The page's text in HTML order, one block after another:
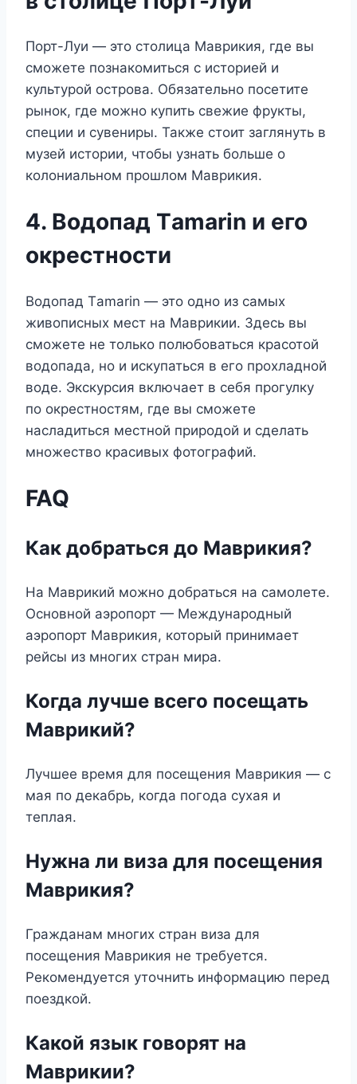
Порт-Луи — это столица Маврикия, где вы
сможете познакомиться с историей и
культурой острова. Обязательно посетите
рынок, где можно купить свежие фрукты,
специи и сувениры. Также стоит заглянуть в
музей истории, чтобы узнать больше о
колониальном прошлом Маврикия.
4. Водопад Тamarin и его
окрестности
Водопад Тamarin — это одно из самых
живописных мест на Маврикии. Здесь вы
сможете не только полюбоваться красотой
водопада, но и искупаться в его прохладной
воде. Экскурсия включает в себя прогулку
по окрестностям, где вы сможете
насладиться местной природой и сделать
множество красивых фотографий.
FAQ
Как добраться до Маврикия?
На Маврикий можно добраться на самолете.
Основной аэропорт — Международный
аэропорт Маврикия, который принимает
рейсы из многих стран мира.
Когда лучше всего посещать
Маврикий?
Лучшее время для посещения Маврикия — с
мая по декабрь, когда погода сухая и
теплая.
Нужна ли виза для посещения
Маврикия?
Гражданам многих стран виза для
посещения Маврикия не требуется.
Рекомендуется уточнить информацию перед
поездкой.
Какой язык говорят на
Маврикии?